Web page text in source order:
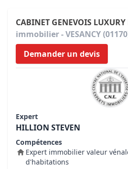
CABINET GENEVOIS
immobilier - VESANCY
Demander un devis
Expert
HILLION STEVEN
Compétences
Expert immobilier valeur
d'habitations